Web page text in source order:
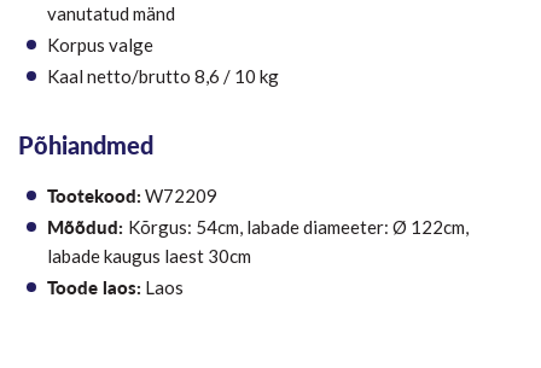
vanutatud mänd
Korpus valge
Kaal netto/brutto 8,6 / 10 kg
Põhiandmed
Tootekood: W72209
Mõõdud: Kõrgus: 54cm, labade diameeter: Ø 122cm,
labade kaugus laest 30cm
Toode laos: Laos